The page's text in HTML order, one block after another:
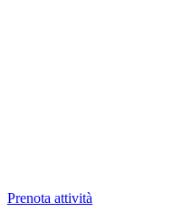
Prenota attività